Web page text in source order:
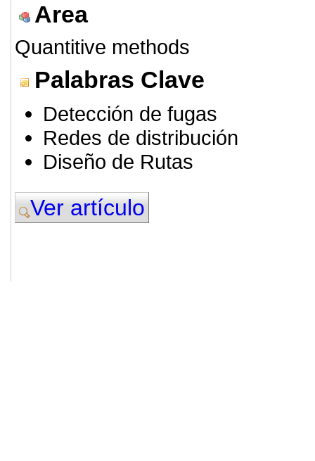
Area
Quantitive methods
Palabras Clave
Detección de fugas
Redes de distribución
Diseño de Rutas
Ver artículo